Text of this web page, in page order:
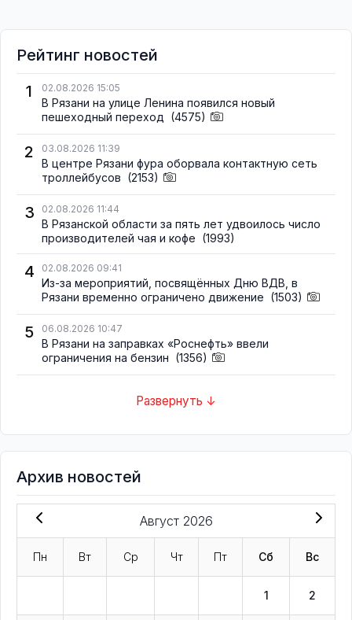
Рейтинг новостей
1
02.08.2026 15:05
В Рязани на улице Ленина появился новый
пешеходный переход (4575)
2 03.08.2026 11:39
В центре Рязани фура оборвала контактную сеть
троллейбусов (2153)
3 02.08.2026 11:44
В Рязанской области за пять лет удвоилось число
производителей чая и кофе (1993)
4 02.08.2026 09:41
Из-за мероприятий, посвящённых Дню ВДВ, в
Рязани временно ограничено движение (1503)
5 06.08.2026 10:47
В Рязани на заправках «Роснефть» ввели
ограничения на бензин (1356)
Развернуть ↓
Архив новостей
Август 2026
Пн Вт Ср Чт Пт Сб Вс
1 2